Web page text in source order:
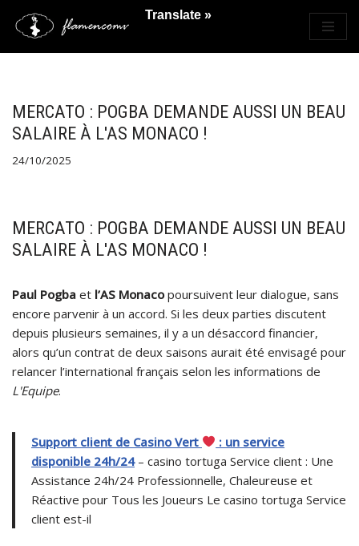
Saltar
MERCATO : POGBA DEMANDE AUSSI UN BEAU
SALAIRE À L'AS MONACO !
24/10/2025
MERCATO : POGBA DEMANDE AUSSI UN BEAU
SALAIRE À L'AS MONACO !
Paul Pogba et l’AS Monacopoursuivent leur dialogue, sans
encore parvenir à un accord. Si les deux parties discutent
depuis plusieurs semaines, il y a un désaccord financier,
alors qu’un contrat de deux saisons aurait été envisagé pour
relancer l’international français selon les informations de
L'Equipe.
Support client de Casino Vert
: un service
disponible 24h/24– casino tortuga Service client : Une
Assistance 24h/24 Professionnelle, Chaleureuse et
Réactive pour Tous les Joueurs Le casino tortuga Service
client est-il
Translate »